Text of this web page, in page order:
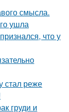
смысла.
ушла
что у
стал реже
груди и